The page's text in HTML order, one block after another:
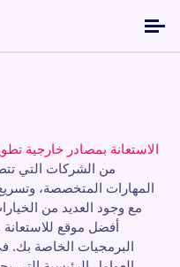
الاستعانة بمصادر خارجية
من الشركات التي
المهارات المتخصصة،
مع وجود العديد من
أفضل موقع للاستعانة
البرمجيات الخاصة